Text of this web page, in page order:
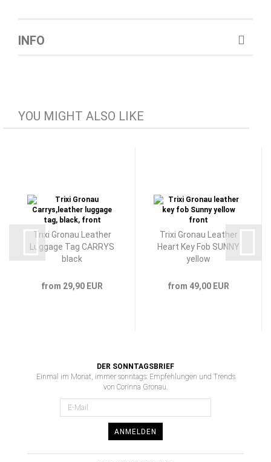
INFO
YOU MIGHT ALSO LIKE
Trixi Gronau Leather
Luggage Tag CARRYS
black
from 29,90 EUR
Trixi Gronau Leather
Heart Key Fob SUNNY
yellow
from 49,00 EUR
DER SONNTAGSBRIEF
Einmal im Monat, immer sonntags: Empfehlungen und Trends
von Corinna Gronau.
ANMELDEN